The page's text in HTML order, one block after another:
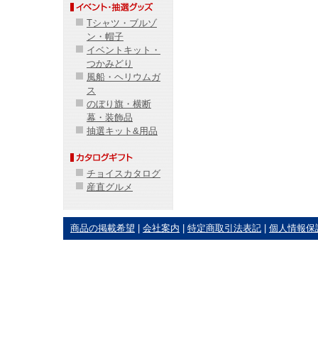
Tシャツ・ブルゾ
ン・帽子
イベントキット・
つかみどり
風船・ヘリウムガ
ス
のぼり旗・横断
幕・装飾品
抽選キット&用品
チョイスカタログ
産直グルメ
商品の掲載希望 会社案内 特定商取引法表記 個人情報保